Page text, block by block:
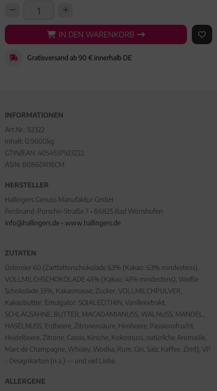
IN DEN WARENKORB
IN DEN WARENKORB AUF
Gratisversand ab 90 € innerhalb DE
INFORMATIONEN
Art.Nr.: 92322
Inhalt: 0.9600kg
GTIN/EAN: 4054537923222
ASIN: B086DR16CM
HERSTELLER
Hallingers Genuss Manufaktur GmbH
Ferdinand-Porsche-Straße 7 • 86825 Bad Wörishofen
info@hallingers.de • www.hallingers.de
ZUTATEN
Ostereier 60 (Zartbitterschokolade 63% (Kakao: 63% mindestens),
VOLLMILCHSCHOKOLADE 43% (Kakao: 43% mindestens), Weiße
Schokolade 33%, Kakaomasse, Zucker, VOLLMILCHPULVER,
Kakaobutter, Emulgator: SOJALECITHIN, Vanilleextrakt,
SCHLAGSAHNE, BUTTER, MACADAMIANUSS, WALNUSS, MANDEL,
HASELNUSS, Erdbeere, Zitronensäure, Himbeere, Passionsfrucht,
Heidelbeere, Zitrone, Cassis, Kirsche, Kokosnuss, natürliche Aromaöle,
Marc de Champagne, Whisky, Wodka, Rum, Gin, Salz, Kaffee, Zimt); VP
- Designkarton (n.a.) — und viel Liebe.
ALLERGENE